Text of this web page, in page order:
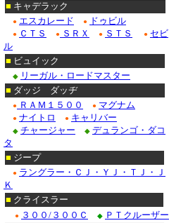
■ キャデラック
● エスカレード ● ドゥビル
● ＣＴＳ ● ＳＲＸ ● ＳＴＳ ● セビ
ル
■ ビュイック
◆ リーガル・ロードマスター
■ ダッジ ダッヂ
● ＲＡＭ１５００ ● マグナム
● ナイトロ ● キャリバー
◆ チャージャー ◆ デュランゴ・ダコ
タ
■ ジープ
● ラングラー・ＣＪ・ＹＪ・ＴＪ・Ｊ
Ｋ
■ クライスラー
● ３００/３００Ｃ ◆ ＰＴクルーザー